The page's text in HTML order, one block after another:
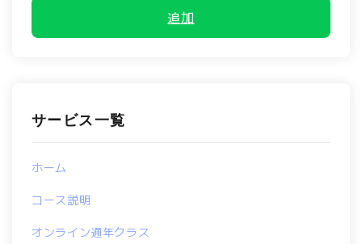
追加
サービス一覧
ホーム
コース説明
オンライン通年クラス